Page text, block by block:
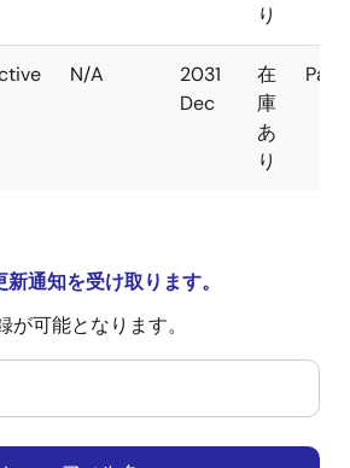
り
N/A
2031
Dec
在
庫
あ
り
新通知を受け取ります。
が可能となります。